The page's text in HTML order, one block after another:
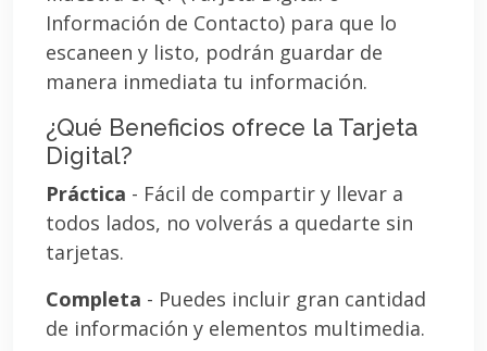
Información de Contacto) para que lo
escaneen y listo, podrán guardar de
manera inmediata tu información.
¿Qué Beneficios ofrece la Tarjeta
Digital?
Práctica - Fácil de compartir y llevar a
todos lados, no volverás a quedarte sin
tarjetas.
Completa - Puedes incluir gran cantidad
de información y elementos multimedia.